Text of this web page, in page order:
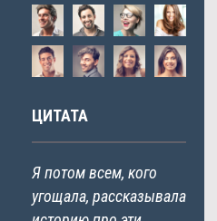
ЦИТАТА
Я потом всем, кого
угощала, рассказывала